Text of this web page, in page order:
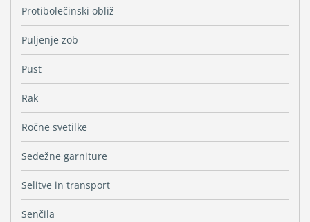
Protibolečinski obliž
Puljenje zob
Pust
Rak
Ročne svetilke
Sedežne garniture
Selitve in transport
Senčila